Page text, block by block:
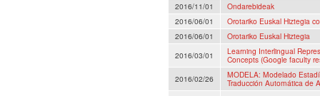
2016/11/01
Ondarebideak
2016/06/01
Orotariko Euskal Hiztegia
2016/06/01
Orotariko Euskal Hiztegia
2016/03/01
Learning Interlingual
Concepts (Google faculty
2016/02/26
MODELA: Modelado
Traducción Automática de